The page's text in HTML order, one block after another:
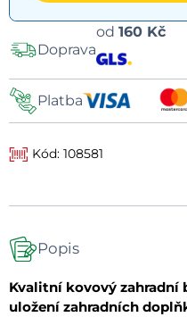
Doprava
od 160 Kč
Platba
Kód: 108581
Popis
Kvalitní kovový zahradní
uložení zahradních